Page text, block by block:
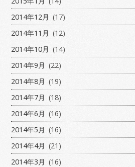
2014年12月 (17)
2014年11月 (12)
2014年10月 (14)
2014年9月 (22)
2014年8月 (19)
2014年7月 (18)
2014年6月 (16)
2014年5月 (16)
2014年4月 (21)
2014年3月 (16)